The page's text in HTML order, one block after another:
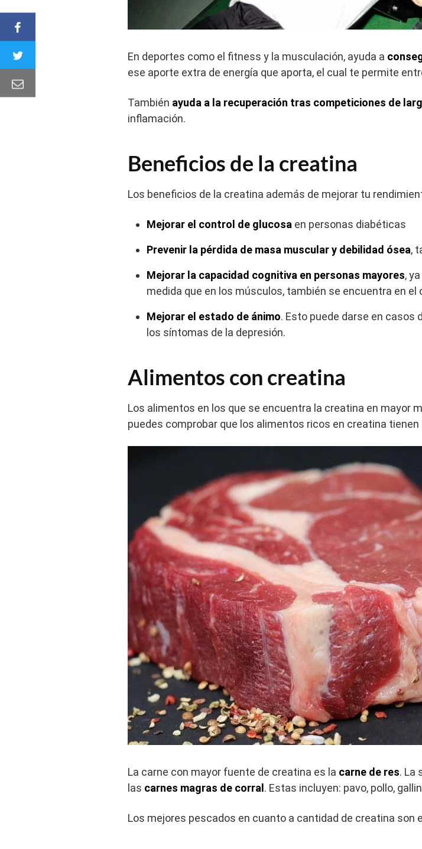
En deportes como el fitness y la musculación, ayuda a
ese aporte extra de energía que aporta, el cual te permite
También ayuda a la recuperación tras competiciones de
inflamación.
Beneficios de la creatina
Los beneficios de la creatina además de mejorar tu
Mejorar el control de glucosa en personas diabéticas
Prevenir la pérdida de masa muscular y debilidad ósea,
Mejorar la capacidad cognitiva en personas mayores,
medida que en los músculos, también se encuentra en el
Mejorar el estado de ánimo. Esto puede darse en casos
los síntomas de la depresión.
Alimentos con creatina
Los alimentos en los que se encuentra la creatina en mayor
puedes comprobar que los alimentos ricos en creatina
La carne con mayor fuente de creatina es la carne de res. La
las carnes magras de corral . Estas incluyen: pavo, pollo,
Los mejores pescados en cuanto a cantidad de creatina son el